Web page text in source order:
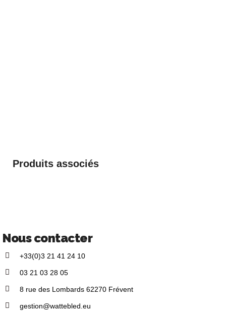
Produits associés
Nous contacter
+33(0)3 21 41 24 10
03 21 03 28 05
8 rue des Lombards 62270 Frévent
gestion@wattebled.eu